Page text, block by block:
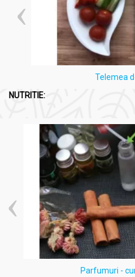
Un supliment natural eficient
emoțional și reducerea
riscuri de dependență.
Dacia Plantcu o experiență de
farmaceutică, este un lider
suplimente alimentare.
Fondată în 2002 de tineri
grija pentru consumatori și
folosind plante obținute din
colaboratorilor, respectând
Planteea, o sursă de încredere
recomandă cu încredere
calitatea lor superioară și
consumatorilor.
Compozitie
Telemea
NUTRITIE:
Parfumuri -